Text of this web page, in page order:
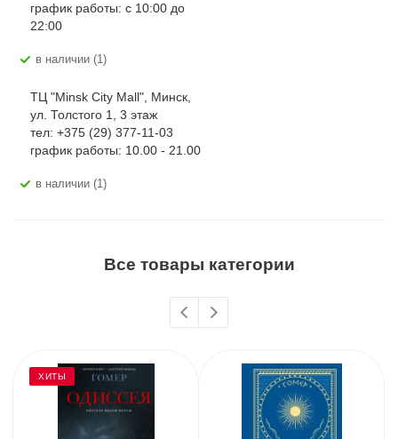
график работы: с 10:00 до
22:00
В наличии (1)
ТЦ "Minsk City Mall", Минск,
ул. Толстого 1, 3 этаж
тел: +375 (29) 377-11-03
график работы: 10.00 - 21.00
В наличии (1)
Все товары категории
ХИТЫ